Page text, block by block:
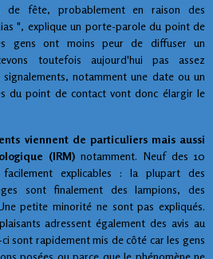
de fête, probablement en raison des
", explique un porte-parole du point de
gens ont moins peur de diffuser un
toutefois aujourd'hui pas assez
notamment une date ou un
du point de contact vont donc élargir le
viennent de particuliers mais aussi
(IRM) notamment. Neuf des 10
explicables : la plupart des
sont finalement des lampions, des
petite minorité ne sont pas expliqués.
adressent également des avis au
sont rapidement mis de côté car les gens
posées ou parce que le phénomène ne